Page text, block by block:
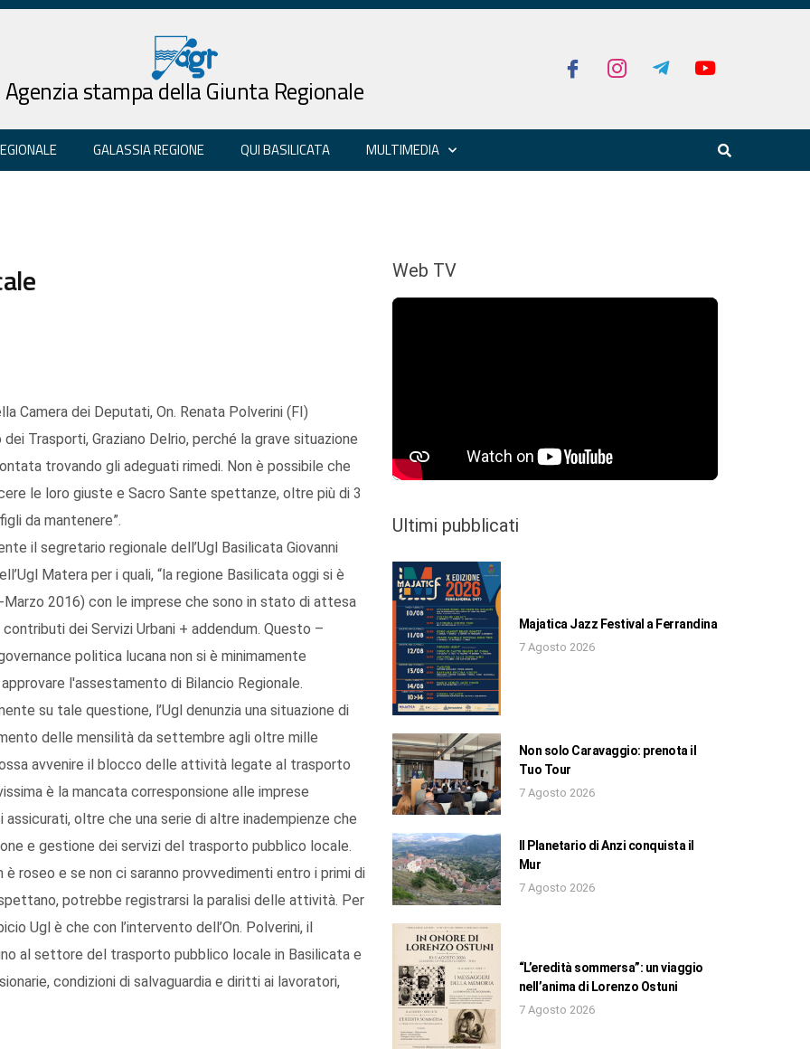
Agenzia stampa della Giunta Regionale
GALASSIA REGIONE QUI BASILICATA MULTIMEDIA
Camera dei Deputati, On. Renata Polverini (FI)
Trasporti, Graziano Delrio, perché la grave situazione
trovando gli adeguati rimedi. Non è possibile che
le loro giuste e Sacro Sante spettanze, oltre più di 3
da mantenere”.
il segretario regionale dell’Ugl Basilicata Giovanni
Matera per i quali, “la regione Basilicata oggi si è
2016) con le imprese che sono in stato di attesa
dei Servizi Urbani + addendum. Questo –
politica lucana non si è minimamente
l'assestamento di Bilancio Regionale.
su tale questione, l’Ugl denunzia una situazione di
delle mensilità da settembre agli oltre mille
avvenire il blocco delle attività legate al trasporto
è la mancata corresponsione alle imprese
oltre che una serie di altre inadempienze che
e gestione dei servizi del trasporto pubblico locale.
roseo e se non ci saranno provvedimenti entro i primi di
potrebbe registrarsi la paralisi delle attività. Per
Ugl è che con l’intervento dell’On. Polverini, il
al settore del trasporto pubblico locale in Basilicata e
condizioni di salvaguardia e diritti ai lavoratori,
Web TV
Ultimi pubblicati
Majatica Jazz Festival a Ferrandina
7 Agosto 2026
Non solo Caravaggio: prenota il
Tuo Tour
7 Agosto 2026
Il Planetario di Anzi conquista il
Mur
7 Agosto 2026
“L’eredità sommersa”: un viaggio
nell’anima di Lorenzo Ostuni
7 Agosto 2026